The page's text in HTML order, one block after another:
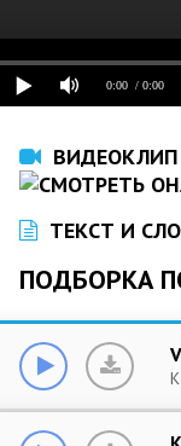
0:00 / 0:00
ВИДЕОКЛИП
ТЕКСТ И
ПОДБОРКА